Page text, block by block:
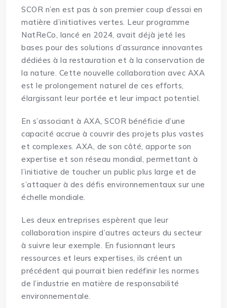
SCOR n’en est pas à son premier coup d’essai en
matière d’initiatives vertes. Leur programme
NatReCo, lancé en 2024, avait déjà jeté les
bases pour des solutions d’assurance innovantes
dédiées à la restauration et à la conservation de
la nature. Cette nouvelle collaboration avec AXA
est le prolongement naturel de ces efforts,
élargissant leur portée et leur impact potentiel.
En s’associant à AXA, SCOR bénéficie d’une
capacité accrue à couvrir des projets plus vastes
et complexes. AXA, de son côté, apporte son
expertise et son réseau mondial, permettant à
l’initiative de toucher un public plus large et de
s’attaquer à des défis environnementaux sur une
échelle mondiale.
Les deux entreprises espèrent que leur
collaboration inspire d’autres acteurs du secteur
à suivre leur exemple. En fusionnant leurs
ressources et leurs expertises, ils créent un
précédent qui pourrait bien redéfinir les normes
de l’industrie en matière de responsabilité
environnementale.